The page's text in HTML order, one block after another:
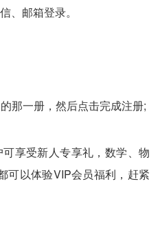
、邮箱登录。
那一册，然后点击完成注册;
享受新人专享礼，数学、物
可以体验VIP会员福利，赶紧